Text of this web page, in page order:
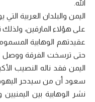
الله.
اليمن والبلدان العربية
على هؤلاء المارقين،
عقيدتهم الوهابية
حتى ترسخت الفرقة ووصل
اليمن فقد ناله النصيب
سعود أن من سيدحر
نشر الوهابية بين